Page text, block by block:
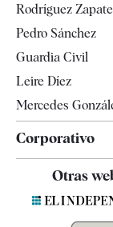
Televisión
Rodríguez
Pedro Sánchez
Guardia Civil
Leire Díez
Mercedes
Corporativo
Contacto
Otras